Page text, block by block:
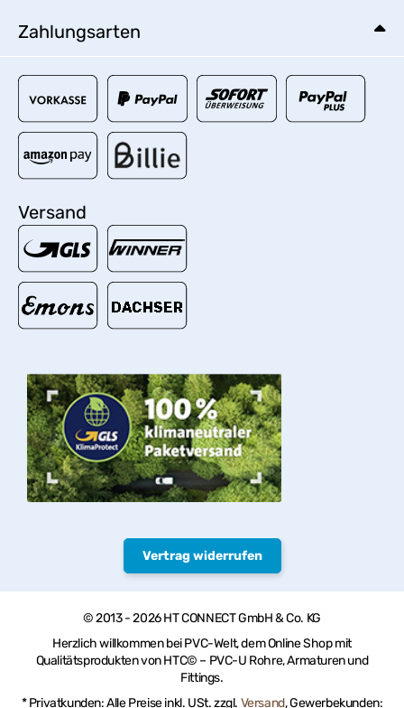
Zahlungsarten
Versand
Vertrag widerrufen
© 2013 - 2026 HT CONNECT GmbH & Co. KG
Herzlich willkommen bei PVC-Welt, dem Online Shop mit
Qualitätsprodukten von HTC© – PVC-U Rohre, Armaturen und
Fittings.
* Privatkunden: Alle Preise inkl. USt. zzgl. Versand, Gewerbekunden: